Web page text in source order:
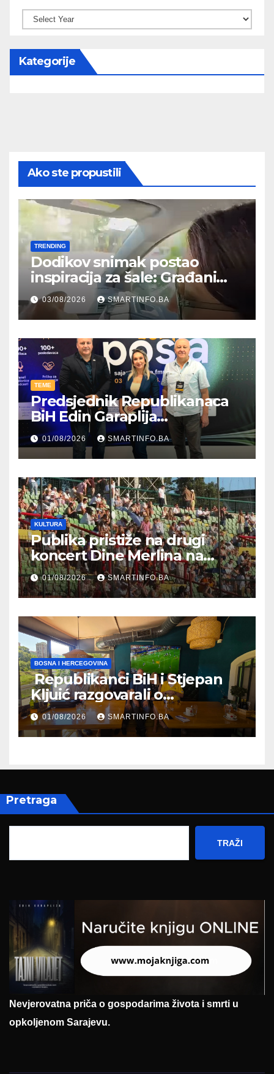
Kategorije
Ako ste propustili
TRENDING
Dodikov snimak postao
inspiracija za šale: Građani
kroz parodiju poslali poruku
03/08/2026 SMARTINFO.BA
TEME
Predsjednik Republikanaca
BiH Edin Garaplija
prisustvovao prezentaciji
Federalnog sajma
zapošljavanja
01/08/2026 SMARTINFO.BA
KULTURA
Publika pristiže na drugi
koncert Dine Merlina na
Koševu
01/08/2026 SMARTINFO.BA
BOSNA I HERCEGOVINA
Republikanci BiH i Stjepan
Kljuić razgovarali o
evropskom putu Bosne i
Hercegovine
01/08/2026 SMARTINFO.BA
Pretraga
TRAŽI
Nevjerovatna priča o gospodarima života i smrti u
opkoljenom Sarajevu.